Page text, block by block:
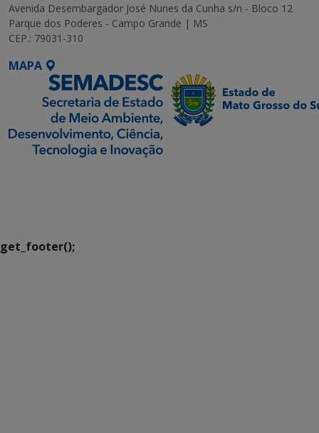
Avenida Desembargador José Nunes da Cunha s/n - Bloco 12
Parque dos Poderes - Campo Grande | MS
CEP.: 79031-310
MAPA
get_footer();